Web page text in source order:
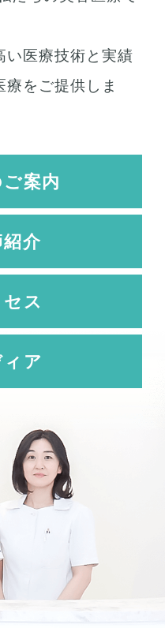
い医療技術と実績
療をご提供しま
案内
紹介
ス
ア